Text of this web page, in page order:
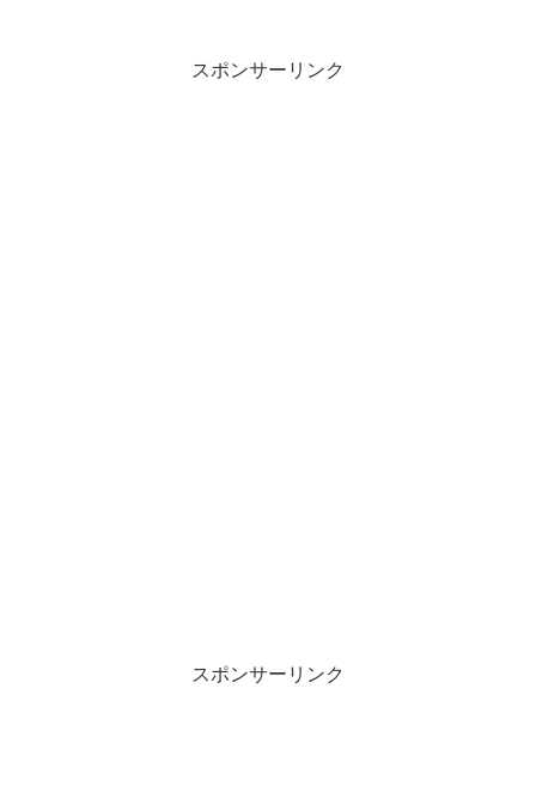
スポンサーリンク
スポンサーリンク